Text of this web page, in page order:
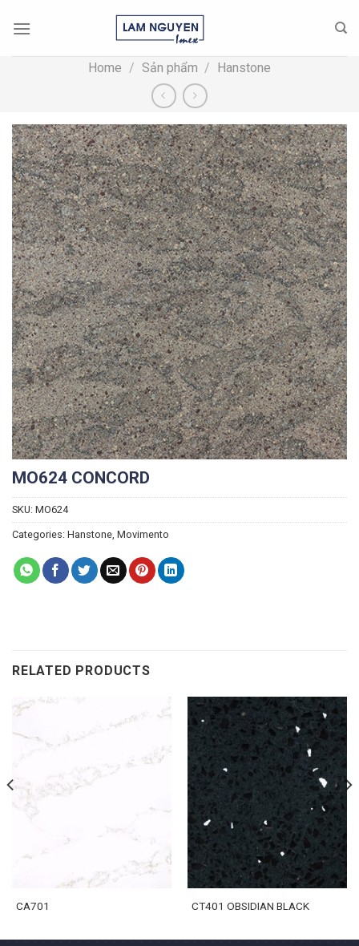
Home / Sản phẩm / Hanstone
MO624 CONCORD
SKU: MO624
Categories: Hanstone, Movimento
RELATED PRODUCTS
CA701 CT401 OBSIDIAN BLACK